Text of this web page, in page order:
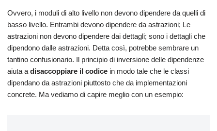
Ovvero, i moduli di alto livello non devono dipendere da quelli di
basso livello. Entrambi devono dipendere da astrazioni; Le
astrazioni non devono dipendere dai dettagli; sono i dettagli che
dipendono dalle astrazioni. Detta così, potrebbe sembrare un
tantino confusionario. Il principio di inversione delle dipendenze
aiuta a disaccoppiare il codice in modo tale che le classi
dipendano da astrazioni piuttosto che da implementazioni
concrete. Ma vediamo di capire meglio con un esempio: